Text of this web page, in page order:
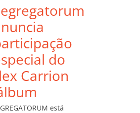
do
Carrion
está